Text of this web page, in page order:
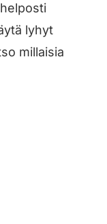
lyhyt
millaisia